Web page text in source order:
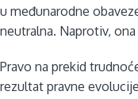
u međunarodne
neutralna. Naprotiv,
Pravo na prekid
rezultat pravne